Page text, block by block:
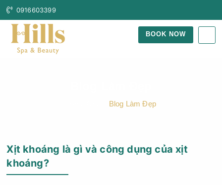
0916603399
BOOK NOW
Blog Làm Đẹp
Xịt khoáng là gì và công dụng của xịt
khoáng?